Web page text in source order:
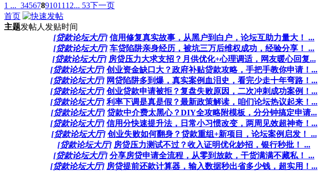
1 ... 34567891011 12... 53下一页
首页
主题发帖人 发贴时间
[贷款论坛大厅] 信用修复真实故事，从黑户到白户，论坛互助力量大！ ...
[贷款论坛大厅] 车贷陷阱亲身经历，被坑三万后维权成功，经验分享！ ...
[贷款论坛大厅] 房贷压力大求支招？月供优化+心理调适，网友暖心回复...
[贷款论坛大厅] 创业资金缺口大？政府补贴贷款攻略，手把手教你申请！...
[贷款论坛大厅] 网贷陷阱多到爆，真实案例血泪史，看完少走十年弯路！...
[贷款论坛大厅] 创业贷款申请被拒？复盘失败原因，二次冲刺成功案例！...
[贷款论坛大厅] 利率下调是真是假？最新政策解读，咱们论坛热议起来！...
[贷款论坛大厅] 贷款中介费太黑心？DIY全攻略附模板，分分钟搞定申请...
[贷款论坛大厅] 信用分快速提升法，日常小习惯改变，两周见效超神奇！...
[贷款论坛大厅] 创业失败如何翻身？贷款重组+新项目，论坛案例启发！ ...
[贷款论坛大厅] 房贷压力测试不过？收入证明优化妙招，银行秒批！ ...
[贷款论坛大厅] 分享房贷申请全流程，从零到放款，干货满满不藏私！ ...
[贷款论坛大厅] 房贷提前还款计算器，输入数据秒出省多少钱，超实用！...